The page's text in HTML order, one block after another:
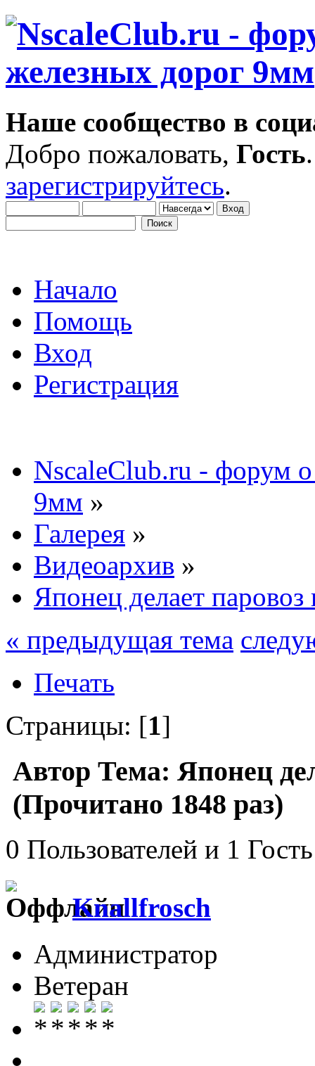
Наше сообщество в
Добро пожаловать, Гость
зарегистрируйтесь.
Начало
Помощь
Вход
Регистрация
NscaleClub.ru - форум
9мм »
Галерея »
Видеоархив »
Японец делает паровоз
« предыдущая тема
Печать
Страницы: [1]
Автор Тема: Японец
(Прочитано 1848 раз)
0 Пользователей и 1
Knallfrosch
Администратор
Ветеран